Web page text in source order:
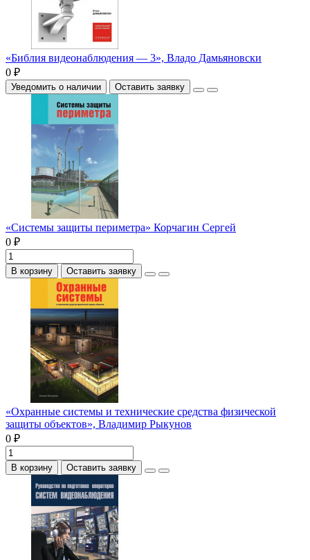
«Библия видеонаблюдения — 3», Владо Дамьяновски
0 ₽
Уведомить о наличии Оставить заявку
«Системы защиты периметра» Корчагин Сергей
0 ₽
В корзину Оставить заявку
«Охранные системы и технические средства физической
защиты объектов», Владимир Рыкунов
0 ₽
В корзину Оставить заявку